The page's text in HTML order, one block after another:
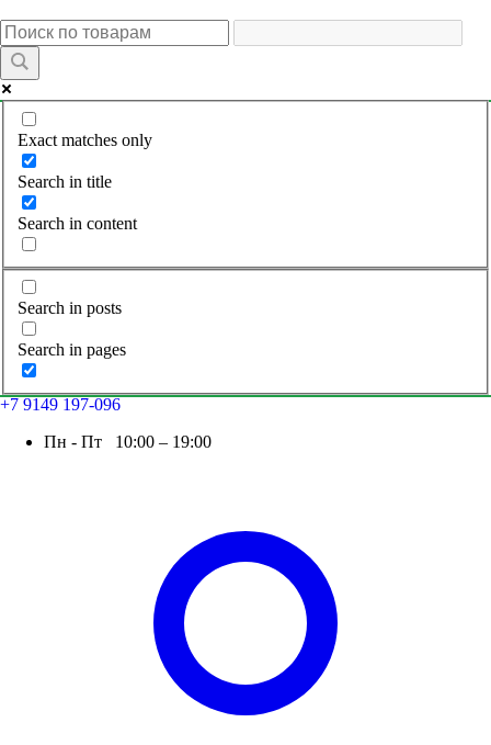
Exact matches only
Search in title
Search in content
Search in posts
Search in pages
+7 9149 197-096
Пн - Пт 10:00 – 19:00